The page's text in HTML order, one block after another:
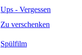
Ups - Vergessen
Zu verschenken
Spülfilm